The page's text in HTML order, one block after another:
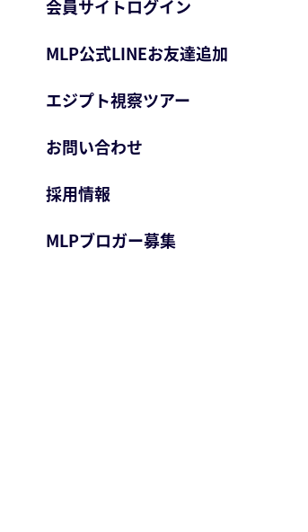
会員サイトログイン
MLP公式LINEお友達追加
エジプト視察ツアー
お問い合わせ
採用情報
MLPブロガー募集